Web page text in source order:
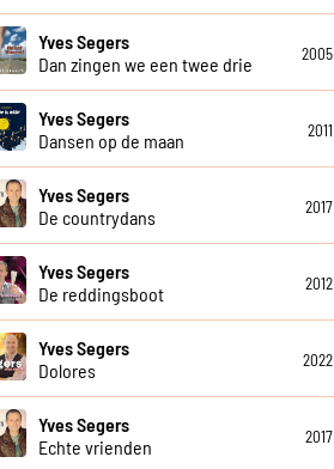
Yves Segers
Dan zingen we een twee drie
2005
Yves Segers
Dansen op de maan
2011
Yves Segers
De countrydans
2017
Yves Segers
De reddingsboot
2012
Yves Segers
Dolores
2022
Yves Segers
Echte vrienden
2017